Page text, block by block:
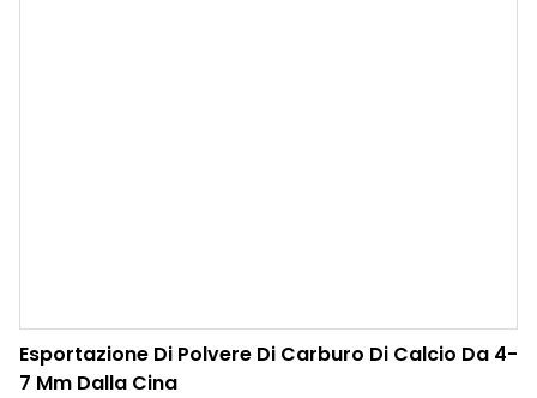
Esportazione Di Polvere Di Carburo Di Calcio Da 4-
7 Mm Dalla Cina